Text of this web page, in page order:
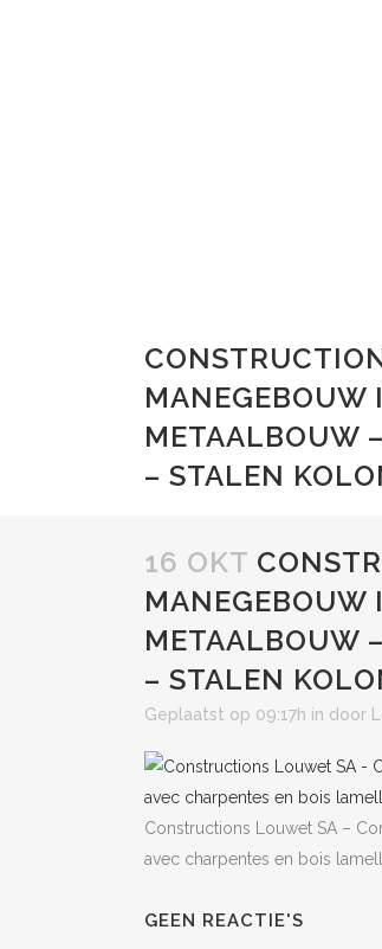
MANEGEBOUW
METAALBOUW
– STALEN
16 OKT
MANEGEBOUW
METAALBOUW
– STALEN
Geplaatst op 09:17h in door
Constructions Louwet SA –
avec charpentes en bois
GEEN REACTIE'S